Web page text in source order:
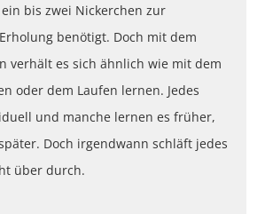
bis zwei Nickerchen zur
benötigt. Doch mit dem
verhält es sich ähnlich wie mit dem
oder dem Laufen lernen. Jedes
und manche lernen es früher,
Doch irgendwann schläft jedes
über durch.